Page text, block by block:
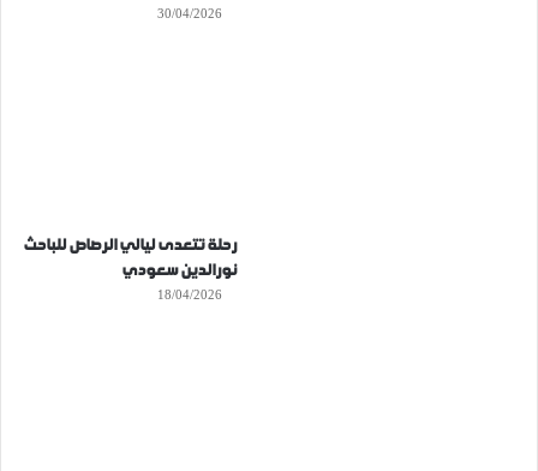
30/04/2026
رحلة تتعدى ليالي الرصاص للباحث
نورالدين سعودي
18/04/2026